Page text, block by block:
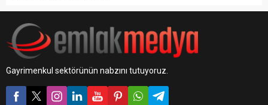
Gayrimenkul sektörünün nabzını tutuyoruz.